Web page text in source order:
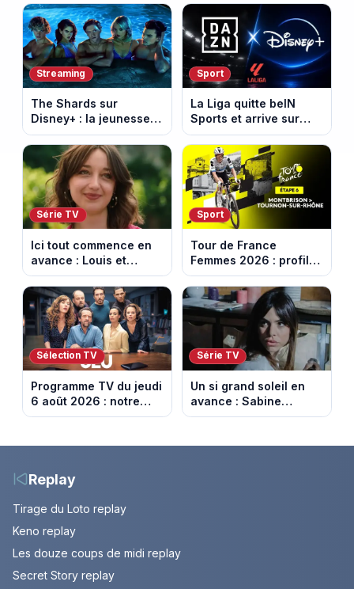
italien devenu un
phénomène mondial
Streaming
The Shards sur
Disney+ : la jeunesse
dorée de Los Angeles
face à un tueur dans
les années 80
Sport
La Liga quitte beIN
Sports et arrive sur
DAZN et Disney+ en
France
Série TV
Ici tout commence en
avance : Louis et
Jasmine enfin en
couple. Episode du 7
août 2026 (spoiler)
Sport
Tour de France
Femmes 2026 : profil
et horaires de la 6e
étape entre
Montbrison et
Tournon-sur-Rhône
Sélection TV
Programme TV du jeudi
6 août 2026 : notre
sélection pour votre
Série TV
Un si grand soleil en
avance : Sabine
menacée par Céleste.
2026 (spoiler).
Replay
Tirage du Loto replay
Keno replay
Les douze coups de midi replay
Secret Story replay